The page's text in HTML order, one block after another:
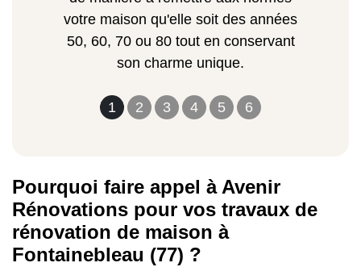
1 2 3 4 5 6
votre maison qu'elle soit des années
50, 60, 70 ou 80 tout en conservant
son charme unique.
Pourquoi faire appel à Avenir
Rénovations pour vos travaux de
rénovation de maison à
Fontainebleau (77) ?